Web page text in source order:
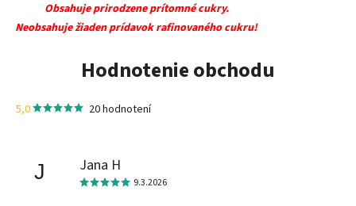
Obsahuje prirodzene prítomné cukry.
Neobsahuje žiaden prídavok rafinovaného cukru!
Hodnotenie obchodu
5,0 20 hodnotení
J Jana H
9.3.2026